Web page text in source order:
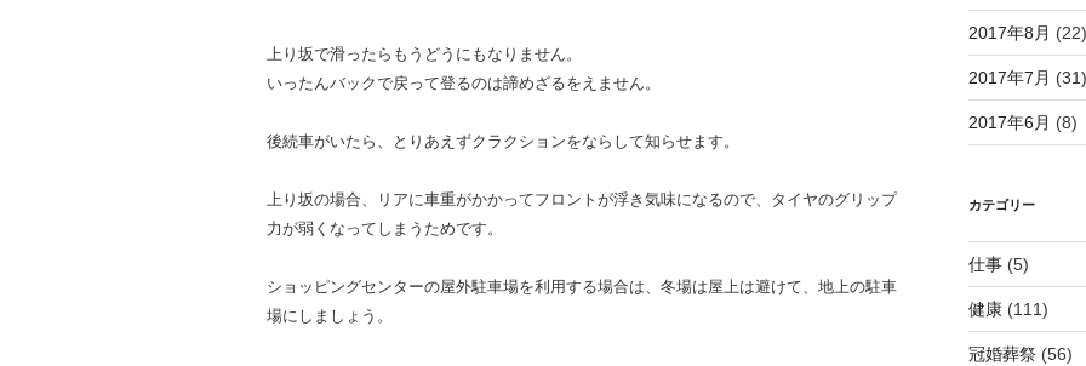
上り坂で滑ったらもうどうにもなりません。
いったんバックで戻って登るのは諦めざるをえません。
後続車がいたら、とりあえずクラクションをならして知らせます。
上り坂の場合、リアに車重がかかってフロントが浮き気味になるので、タイヤのグリップ
力が弱くなってしまうためです。
ショッピングセンターの屋外駐車場を利用する場合は、冬場は屋上は避けて、地上の駐車
場にしましょう。
2017年8月 (22)
2017年7月 (31)
2017年6月 (8)
カテゴリー
仕事(5)
健康(111)
冠婚葬祭(56)